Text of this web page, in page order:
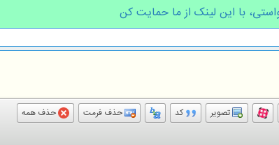
با این لینک از ما حمایت کن
تصویر کد حذف فرمت
حذف همه